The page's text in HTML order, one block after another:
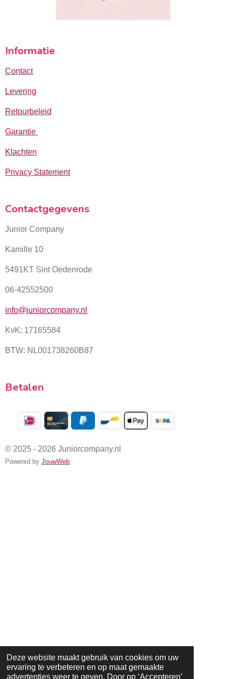
Deze website maakt gebruik van cookies om uw
ervaring te verbeteren en op maat gemaakte
advertenties weer te geven. Door op ‘Accepteren’
Informatie
Contact
Levering
Retourbeleid
Garantie
Klachten
Privacy Statement
Contactgegevens
Junior Company
Kamille 10
5491KT Sint Oedenrode
06-42552500
info@juniorcompany.nl
KvK: 17165584
BTW: NL001738260B87
Betalen
© 2025 - 2026 Juniorcompany.nl
Powered by JouwWeb